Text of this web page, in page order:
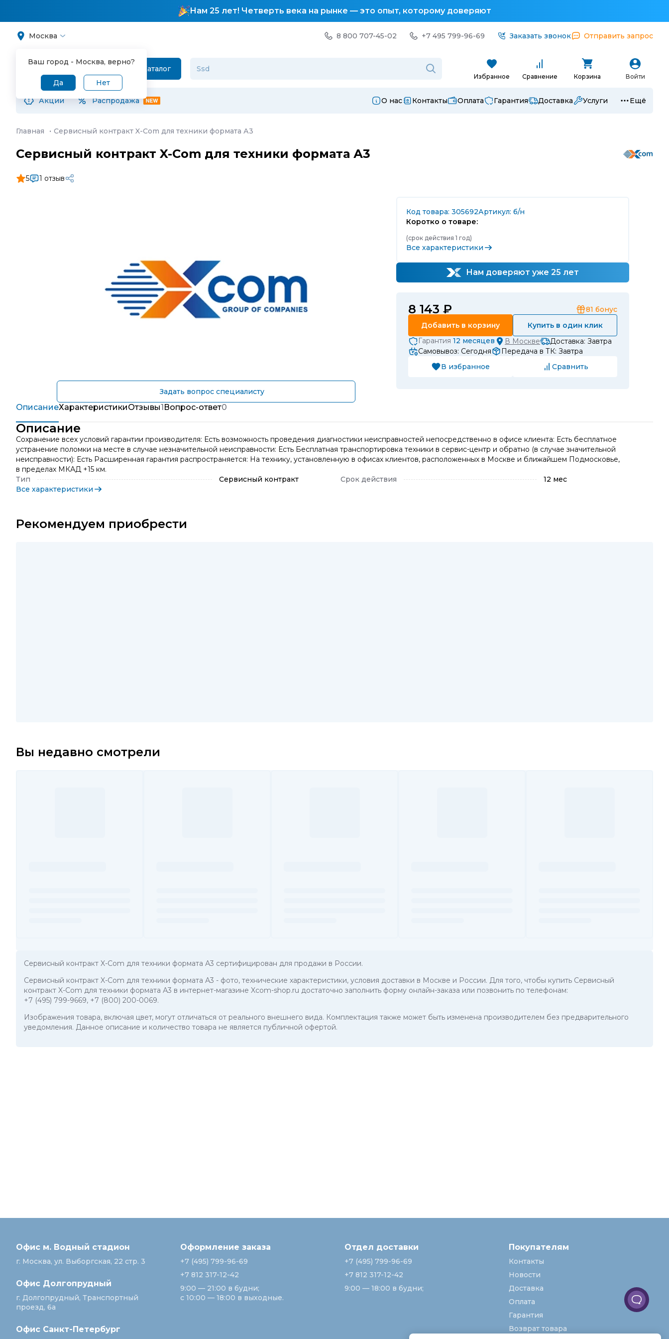
Нам 25 лет! Четверть века на рынке — это опыт, которому доверяют
Москва
Ваш город - Москва, верно?
Да Нет
8 800 707-45-02 +7 495 799-96-69 Заказать звонок Отправить запрос
Каталог
Избранное Сравнение Корзина Войти
Акции Распродажа О нас Контакты Оплата Гарантия Доставка Услуги Ещё
Главная · Сервисный контракт X-Com для техники формата А3
Сервисный контракт X-Com для техники формата А3
5 1 отзыв
Задать вопрос специалисту
Код товара: 305692Артикул: б/н
Коротко о товаре:
(срок действия 1 год)
Все характеристики
Нам доверяют уже 25 лет
8 143 ₽ 81 бонус
Добавить в корзину
Купить в один клик
Гарантия 12 месяцев В Москве
Доставка: Завтра
Самовывоз: Сегодня
Передача в ТК: Завтра
В избранное
Сравнить
ОписаниеХарактеристикиОтзывы1Вопрос-ответ0
Описание
Сохранение всех условий гарантии производителя: Есть возможность проведения диагностики неисправностей непосредственно в офисе клиента: Есть бесплатное
устранение поломки на месте в случае незначительной неисправности: Есть Бесплатная транспортировка техники в сервис-центр и обратно (в случае значительной
неисправности): Есть Расширенная гарантия распространяется: На технику, установленную в офисах клиентов, расположенных в Москве и ближайшем Подмосковье,
в пределах МКАД +15 км.
Тип
Сервисный контракт Срок действия
12 мес
Все характеристики
Рекомендуем приобрести
Вы недавно смотрели
Сервисный контракт X-Com для техники формата А3 сертифицирован для продажи в России.
Сервисный контракт X-Com для техники формата А3 - фото, технические характеристики, условия доставки в Москве и России. Для того, чтобы купить Сервисный
контракт X-Com для техники формата А3 в интернет-магазине Xcom-shop.ru достаточно заполнить форму онлайн-заказа или позвонить по телефонам:
+7 (495) 799-9669, +7 (800) 200-0069.
Изображения товара, включая цвет, могут отличаться от реального внешнего вида. Комплектация также может быть изменена производителем без предварительного
уведомления. Данное описание и количество товара не является публичной офертой.
Офис м. Водный стадион
г. Москва, ул. Выборгская, 22 стр. 3
Офис Долгопрудный
г. Долгопрудный, Транспортный
проезд, 6а
Офис Санкт‑Петербург
Оформление заказа
+7 (495) 799-96-69
+7 812 317-12-42
9:00 — 21:00 в будни;
с 10:00 — 18:00 в выходные.
Отдел доставки
+7 (495) 799-96-69
+7 812 317-12-42
9:00 — 18:00 в будни;
Покупателям
Контакты
Новости
Доставка
Оплата
Гарантия
Возврат товара